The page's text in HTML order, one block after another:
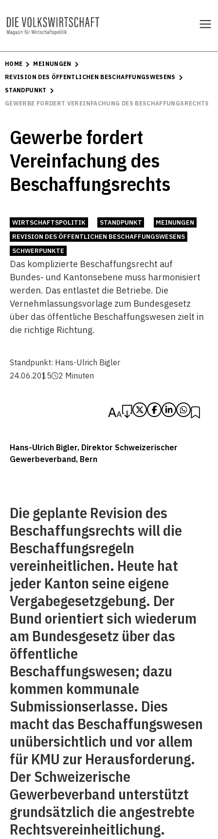
HOME
MEINUNGEN
REVISION DES ÖFFENTLICHEN BESCHAFFUNGSWESENS
STANDPUNKT
GEWERBE FORDERT VEREINFACHUNG DES BESCHAFFUNGSRECHTS
Gewerbe fordert
Vereinfachung des
Beschaffungsrechts
WIRTSCHAFTSPOLITIK STANDPUNKT
MEINUNGEN
REVISION DES ÖFFENTLICHEN BESCHAFFUNGSWESENS
SCHWERPUNKTE
Das komplizierte Beschaffungsrecht auf
Bundes- und Kantonsebene muss harmonisiert
werden. Das entlastet die Betriebe. Die
Vernehmlassungsvorlage zum Bundesgesetz
über das öffentliche Beschaffungswesen zielt in
die richtige Richtung.
Standpunkt: Hans-Ulrich Bigler
24.06.2015
2 Minuten
Hans-Ulrich Bigler, Direktor Schweizerischer
Gewerbeverband, Bern
Die geplante Revision des
Beschaffungsrechts will die
Beschaffungsregeln
vereinheitlichen. Heute hat
jeder Kanton seine eigene
Vergabegesetzgebung. Der
Bund orientiert sich wiederum
am Bundesgesetz über das
öffentliche
Beschaffungswesen; dazu
kommen kommunale
Submissionserlasse. Dies
macht das Beschaffungswesen
unübersichtlich und vor allem
für KMU zur Herausforderung.
Der Schweizerische
Gewerbeverband unterstützt
grundsätzlich die angestrebte
Rechtsvereinheitlichung.